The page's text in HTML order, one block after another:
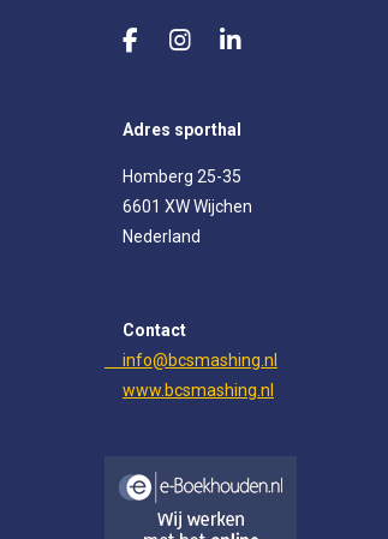
F
e
b
o
k
I
a
r
a
m
L
k
e
I
n
Adres sporthal
Homberg 25-35
6601 XW Wijchen
Nederland
Contact
info@bcsmashing.nl
www.bcsmashing.nl